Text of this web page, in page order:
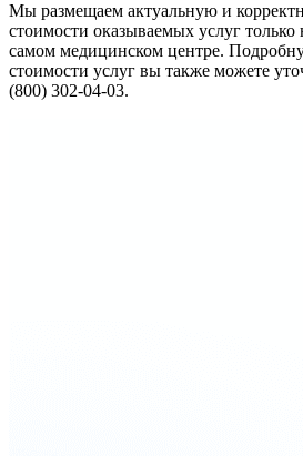
Мы размещаем актуальную и
стоимости оказываемых услуг только
самом медицинском центре.
стоимости услуг вы также можете
(800) 302-04-03.